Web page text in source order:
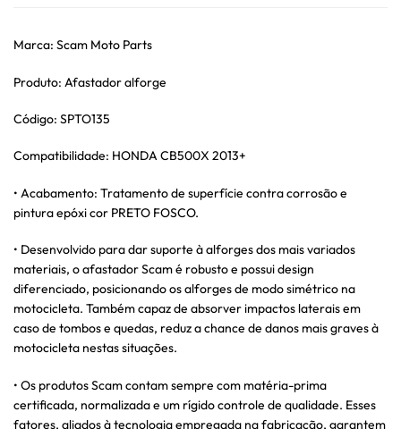
Marca: Scam Moto Parts
Produto: Afastador alforge
Código: SPTO135
Compatibilidade: HONDA CB500X 2013+
• Acabamento: Tratamento de superfície contra corrosão e
pintura epóxi cor PRETO FOSCO.
• Desenvolvido para dar suporte à alforges dos mais variados
materiais, o afastador Scam é robusto e possui design
diferenciado, posicionando os alforges de modo simétrico na
motocicleta. Também capaz de absorver impactos laterais em
caso de tombos e quedas, reduz a chance de danos mais graves à
motocicleta nestas situações.
• Os produtos Scam contam sempre com matéria-prima
certificada, normalizada e um rígido controle de qualidade. Esses
fatores, aliados à tecnologia empregada na fabricação, garantem